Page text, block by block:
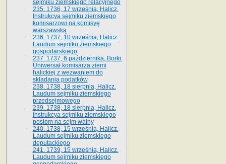
sejmiku ziemskiego relacyjnego
235. 1736, 17 września, Halicz.
Instrukcya sejmiku ziemskiego
komisarzowi na komisyę
warszawską
236. 1737, 10 września, Halicz.
Laudum sejmiku ziemskiego
gospodarskiego
237. 1737, 6 października, Borki.
Uniwersał komisarza ziemi
halickiej z wezwaniem do
składania podatków
238. 1738, 18 sierpnia, Halicz.
Laudum sejmiku ziemskiego
przedsejmowego
239. 1738, 18 sierpnia, Halicz.
Instrukcya sejmiku ziemskiego
posłom na sejm walny
240. 1738, 15 września, Halicz.
Laudum sejmiku ziemskiego
deputackiego
241. 1739, 15 września, Halicz.
Laudum sejmiku ziemskiego